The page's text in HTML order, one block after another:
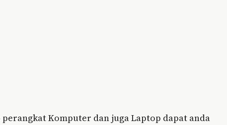
Komputer dan juga Laptop dapat anda